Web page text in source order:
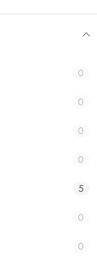
0
0
0
0
5
0
0